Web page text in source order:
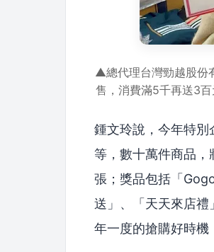
▲總代理台灣勁越股份
售，消費滿5千再送3
鍾文玲說，今年特
等，數十萬件商品，
張；獎品包括「
送」、「天天來店
年一度的搶購好時機